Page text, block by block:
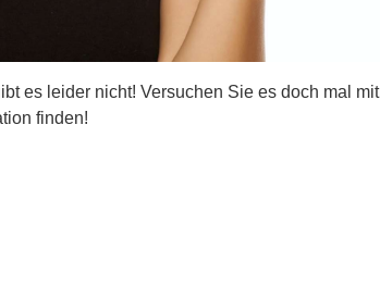
es leider nicht! Versuchen Sie es doch mal mit
finden!